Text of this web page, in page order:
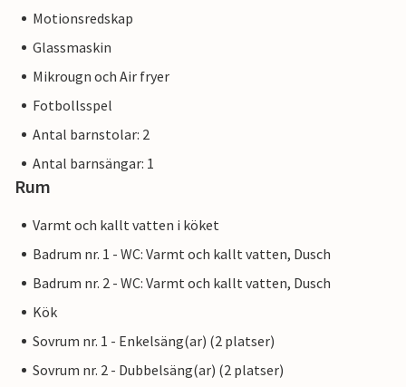
Motionsredskap
Glassmaskin
Mikrougn och Air fryer
Fotbollsspel
Antal barnstolar: 2
Antal barnsängar: 1
Rum
Varmt och kallt vatten i köket
Badrum nr. 1 - WC: Varmt och kallt vatten, Dusch
Badrum nr. 2 - WC: Varmt och kallt vatten, Dusch
Kök
Sovrum nr. 1 - Enkelsäng(ar) (2 platser)
Sovrum nr. 2 - Dubbelsäng(ar) (2 platser)